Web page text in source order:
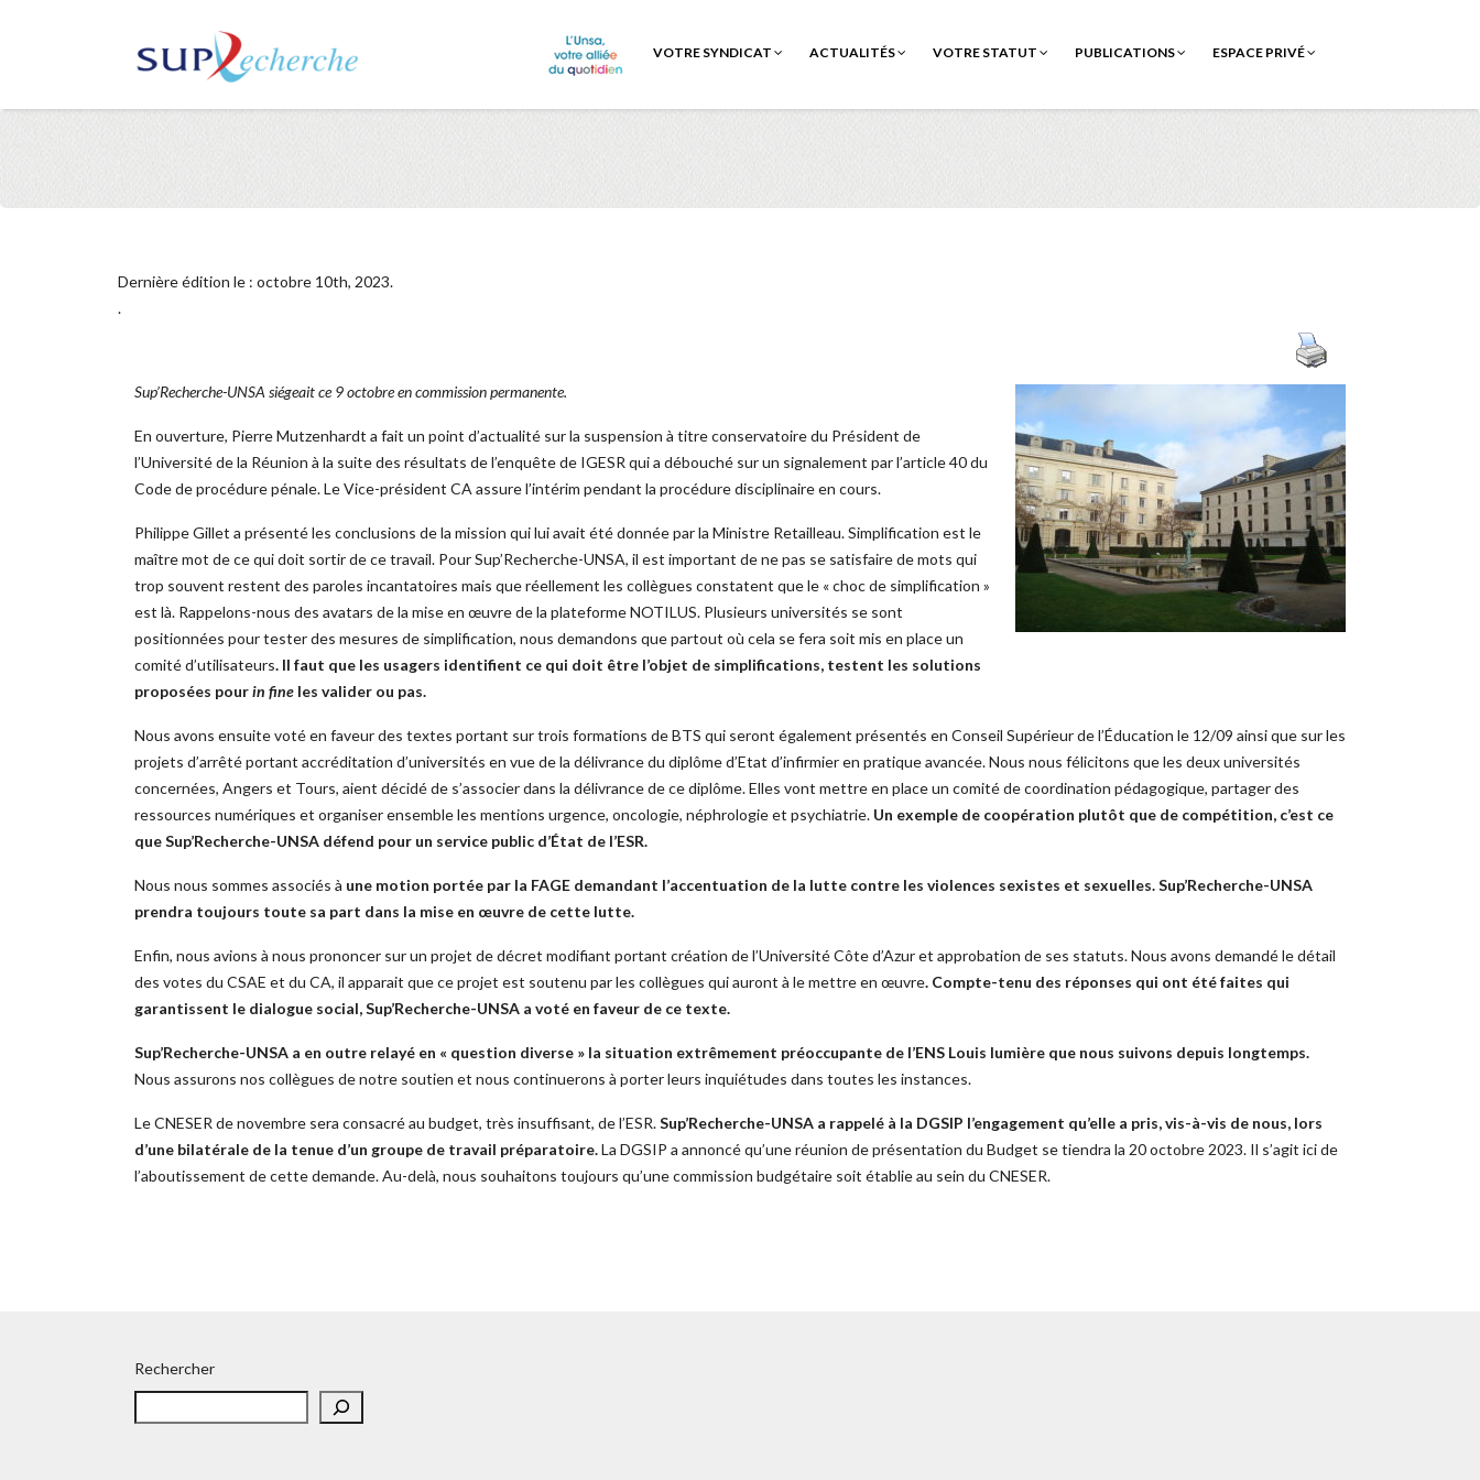
VOTRE SYNDICAT ACTUALITÉS VOTRE STATUT PUBLICATIONS ESPACE PRIVÉ
Dernière édition le : octobre 10th, 2023.
.
Sup’Recherche-UNSA siégeait ce 9 octobre en commission permanente.
En ouverture, Pierre Mutzenhardt a fait un point d’actualité sur la suspension à titre conservatoire du Président de
l’Université de la Réunion à la suite des résultats de l’enquête de IGESR qui a débouché sur un signalement par l’article 40 du
Code de procédure pénale. Le Vice-président CA assure l’intérim pendant la procédure disciplinaire en cours.
Philippe Gillet a présenté les conclusions de la mission qui lui avait été donnée par la Ministre Retailleau. Simplification est le
maître mot de ce qui doit sortir de ce travail. Pour Sup’Recherche-UNSA, il est important de ne pas se satisfaire de mots qui
trop souvent restent des paroles incantatoires mais que réellement les collègues constatent que le « choc de simplification »
est là. Rappelons-nous des avatars de la mise en œuvre de la plateforme NOTILUS. Plusieurs universités se sont
positionnées pour tester des mesures de simplification, nous demandons que partout où cela se fera soit mis en place un
comité d’utilisateurs. Il faut que les usagers identifient ce qui doit être l’objet de simplifications, testent les solutions
proposées pourin fine les valider ou pas.
Nous avons ensuite voté en faveur des textes portant sur trois formations de BTS qui seront également présentés en Conseil Supérieur de l’Éducation le 12/09 ainsi que sur les
projets d’arrêté portant accréditation d’universités en vue de la délivrance du diplôme d’Etat d’infirmier en pratique avancée. Nous nous félicitons que les deux universités
concernées, Angers et Tours, aient décidé de s’associer dans la délivrance de ce diplôme. Elles vont mettre en place un comité de coordination pédagogique, partager des
ressources numériques et organiser ensemble les mentions urgence, oncologie, néphrologie et psychiatrie. Un exemple de coopération plutôt que de compétition, c’est ce
que Sup’Recherche-UNSA défend pour un service public d’État de l’ESR.
Nous nous sommes associés à une motion portée par la FAGE demandant l’accentuation de la lutte contre les violences sexistes et sexuelles. Sup’Recherche-UNSA
prendra toujours toute sa part dans la mise en œuvre de cette lutte.
Enfin, nous avions à nous prononcer sur un projet de décret modifiant portant création de l’Université Côte d’Azur et approbation de ses statuts. Nous avons demandé le détail
des votes du CSAE et du CA, il apparait que ce projet est soutenu par les collègues qui auront à le mettre en œuvre. Compte-tenu des réponses qui ont été faites qui
garantissent le dialogue social, Sup’Recherche-UNSA a voté en faveur de ce texte.
Sup’Recherche-UNSA a en outre relayé en « question diverse » la situation extrêmement préoccupante de l’ENS Louis lumière que nous suivons depuis longtemps.
Nous assurons nos collègues de notre soutien et nous continuerons à porter leurs inquiétudes dans toutes les instances.
Le CNESER de novembre sera consacré au budget, très insuffisant, de l’ESR.Sup’Recherche-UNSA a rappelé à la DGSIP l’engagement qu’elle a pris, vis-à-vis de nous, lors
d’une bilatérale de la tenue d’un groupe de travail préparatoire.La DGSIP a annoncé qu’une réunion de présentation du Budget se tiendra la 20 octobre 2023. Il s’agit ici de
l’aboutissement de cette demande. Au-delà, nous souhaitons toujours qu’une commission budgétaire soit établie au sein du CNESER.
Rechercher